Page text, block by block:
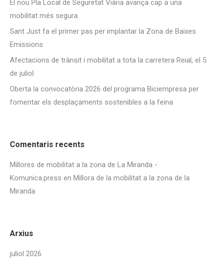
El nou Pla Local de Seguretat Viària avança cap a una
mobilitat més segura
Sant Just fa el primer pas per implantar la Zona de Baixes
Emissions
Afectacions de trànsit i mobilitat a tota la carretera Reial, el 5
de juliol
Oberta la convocatòria 2026 del programa Biciempresa per
fomentar els desplaçaments sostenibles a la feina
Comentaris recents
Millores de mobilitat a la zona de La Miranda -
Komunica.press en Millora de la mobilitat a la zona de la
Miranda
Arxius
juliol 2026